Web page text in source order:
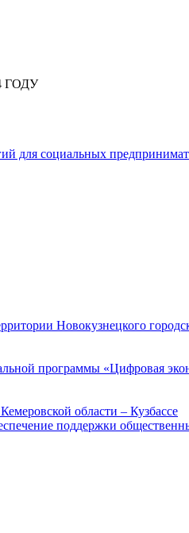
ГОДУ
для социальных
Новокузнецкого
программы «Цифровая
области – Кузбассе
поддержки